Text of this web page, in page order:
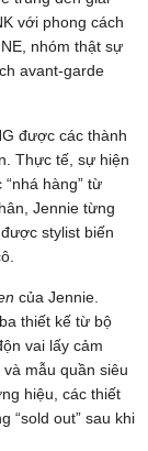
với phong cách
nhóm thật sự
avant-garde
được các thành
Thực tế, sự hiện
hàng” từ
Jennie từng
stylist biến
của Jennie.
thiết kế từ bộ
vai lấy cảm
mẫu quần siêu
hiệu, các thiết
“sold out” sau khi